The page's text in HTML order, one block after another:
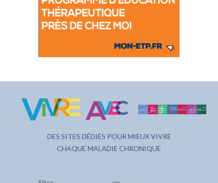
DES SITES DÉDIÉS POUR MIEUX VIVRE
CHAQUE MALADIE CHRONIQUE